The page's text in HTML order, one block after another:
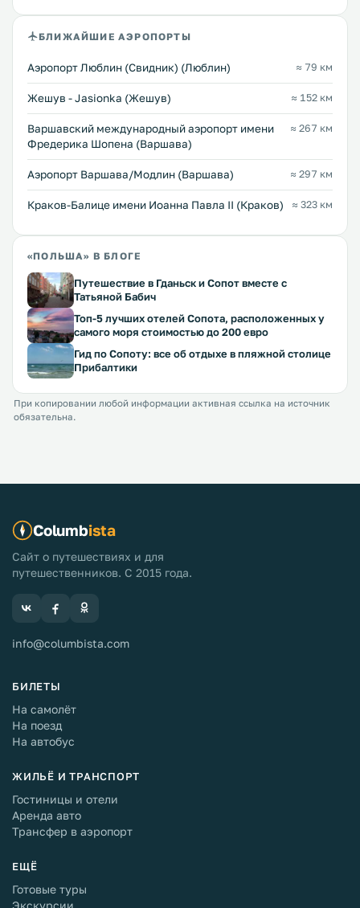
БЛИЖАЙШИЕ АЭРОПОРТЫ
Аэропорт Люблин (Свидник) (Люблин) ≈ 79 км
Жешув - Jasionka (Жешув) ≈ 152 км
Варшавский международный аэропорт имени
Фредерика Шопена (Варшава)
≈ 267 км
Аэропорт Варшава/Модлин (Варшава) ≈ 297 км
Краков-Балице имени Иоанна Павла II (Краков) ≈ 323 км
«ПОЛЬША» В БЛОГЕ
Путешествие в Гданьск и Сопот вместе с
Татьяной Бабич
Топ-5 лучших отелей Сопота, расположенных у
самого моря стоимостью до 200 евро
Гид по Сопоту: все об отдыхе в пляжной столице
Прибалтики
При копировании любой информации активная ссылка на источник
обязательна.
Columbista
Сайт о путешествиях и для
путешественников. С 2015 года.
info@columbista.com
БИЛЕТЫ
На самолёт
На поезд
На автобус
ЖИЛЬЁ И ТРАНСПОРТ
Гостиницы и отели
Аренда авто
Трансфер в аэропорт
ЕЩЁ
Готовые туры
Экскурсии